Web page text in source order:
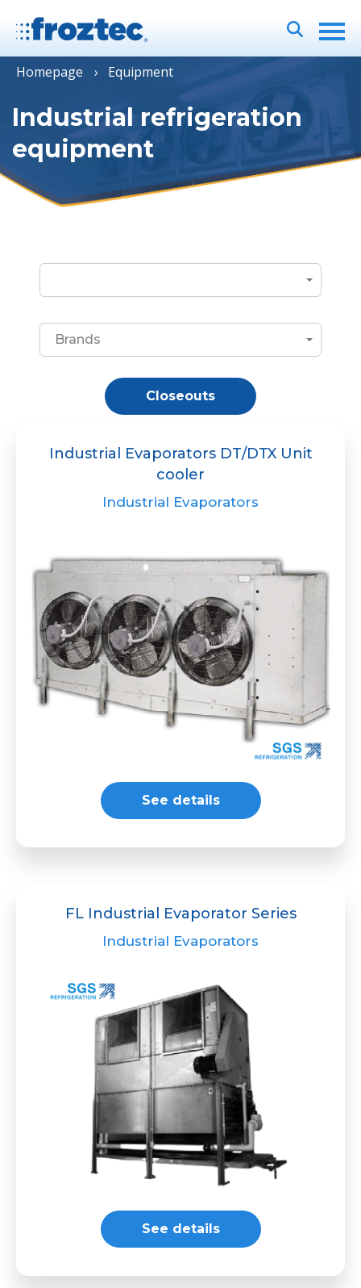
Homepage Equipment
Industrial refrigeration
equipment
Brands
Closeouts
Industrial Evaporators DT/DTX Unit
cooler
Industrial Evaporators
See details
FL Industrial Evaporator Series
Industrial Evaporators
See details